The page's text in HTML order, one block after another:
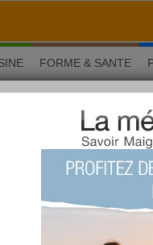
FORME & SANTE
santé : définition
Nutrition
santé :